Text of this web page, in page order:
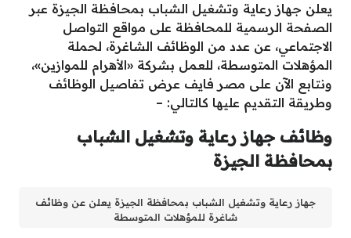
يعلن جهاز رعاية وتشغيل الشباب بمحافظة الجيزة عبر
الصفحة الرسمية للمحافظة على مواقع التواصل
الاجتماعي، عن عدد من الوظائف الشاغرة، لحملة
المؤهلات المتوسطة، للعمل بشركة «الأهرام للموازين»،
ونتابع الآن على مصر فايف عرض تفاصيل الوظائف
وطريقة التقديم عليها كالتالي: –
وظائف جهاز رعاية وتشغيل الشباب
بمحافظة الجيزة
جهاز رعاية وتشغيل الشباب بمحافظة الجيزة يعلن عن وظائف
شاغرة للمؤهلات المتوسطة